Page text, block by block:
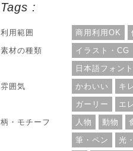
ジュの羊とピンクの羊の2タイプが用意さ
れていて、ファイル形式はJPEGです。
用範囲については、個人・商用利用問わ
OKとなっています。
Tags :
利用範囲 商用利用OK
素材の種類
イラスト・CG
日本語フォン
雰囲気
かわいい
キ
ガーリー
エ
柄・モチーフ
人物 動物
筆・ペン
光